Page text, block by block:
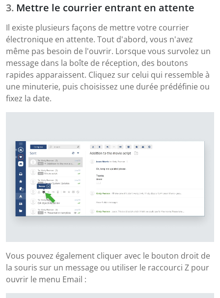
Mettre le courrier entrant en attente
Il existe plusieurs façons de mettre votre courrier
électronique en attente. Tout d'abord, vous n'avez
même pas besoin de l'ouvrir. Lorsque vous survolez un
message dans la boîte de réception, des boutons
rapides apparaissent. Cliquez sur celui qui ressemble à
une minuterie, puis choisissez une durée prédéfinie ou
fixez la date.
Vous pouvez également cliquer avec le bouton droit de
la souris sur un message ou utiliser le raccourci Z pour
ouvrir le menu Email :